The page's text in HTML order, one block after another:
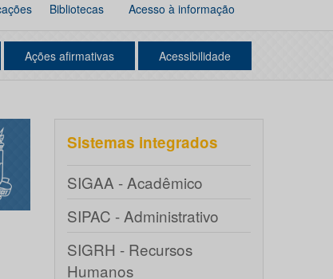
Bibliotecas Acesso à informação
Ações afirmativas Acessibilidade
Sistemas integrados
SIGAA - Acadêmico
SIPAC - Administrativo
SIGRH - Recursos
Humanos